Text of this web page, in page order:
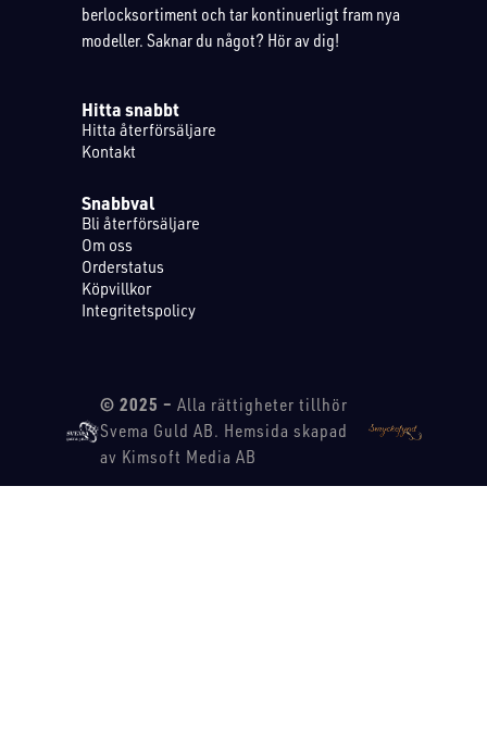
berlocksortiment och tar kontinuerligt fram nya
modeller. Saknar du något? Hör av dig!
Hitta snabbt
Hitta återförsäljare
Kontakt
Snabbval
Bli återförsäljare
Om oss
Orderstatus
Köpvillkor
Integritetspolicy
© 2025 – Alla rättigheter tillhör
Svema Guld AB. Hemsida skapad
av Kimsoft Media AB